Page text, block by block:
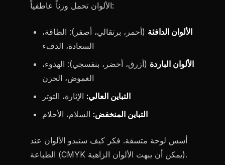
الألوان تحمل وزناً عاطفياً:
الألوان الدافئة (أحمر، برتقالي، أصفر): الطاقة،
السعادة، الدفء
الألوان الباردة (أزرق، أخضر، بنفسجي): الهدوء،
الغموض، الحزن
التباين العالي: الإثارة، التوتر
التباين المنخفض: السلام، الأحلام
أسس لوحة متسقة. فكر كيف ستبدو الألوان عند
الطباعة (CMYK يمكن أن يبهت الألوان الزاهية).